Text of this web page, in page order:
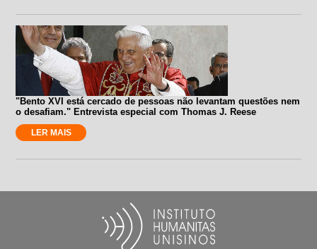
"Bento XVI está cercado de pessoas não levantam questões nem
o desafiam." Entrevista especial com Thomas J. Reese
LER MAIS